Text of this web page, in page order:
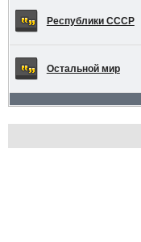
Республики СССР
Остальной мир